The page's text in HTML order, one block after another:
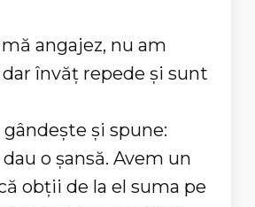
angajez, nu am
învăţ repede şi sunt
şi spune:
o şansă. Avem un
obţii de la el suma pe